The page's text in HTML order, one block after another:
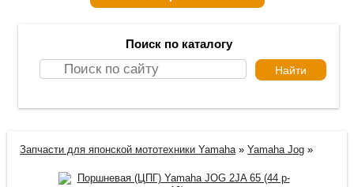
Поиск по каталогу
Запчасти для японской мототехники Yamaha»Yamaha Jog »